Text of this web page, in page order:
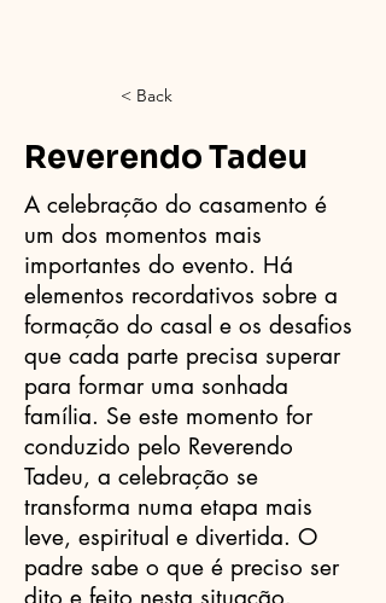
< Back
Reverendo Tadeu
A celebração do casamento é
um dos momentos mais
importantes do evento. Há
elementos recordativos sobre a
formação do casal e os desafios
que cada parte precisa superar
para formar uma sonhada
família. Se este momento for
conduzido pelo Reverendo
Tadeu, a celebração se
transforma numa etapa mais
leve, espiritual e divertida. O
padre sabe o que é preciso ser